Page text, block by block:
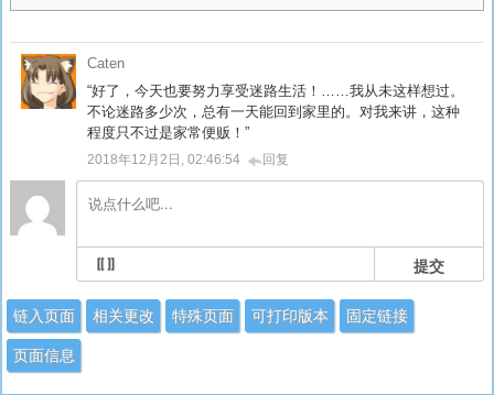
Caten
“好了，今天也要努力享受迷路生活！……我从未这样想过。
不论迷路多少次，总有一天能回到家里的。对我来讲，这种
程度只不过是家常便贩！”
2018年12月2日, 02:46:54 回复
提交
链入页面 相关更改 特殊页面 可打印版本 固定链接
页面信息